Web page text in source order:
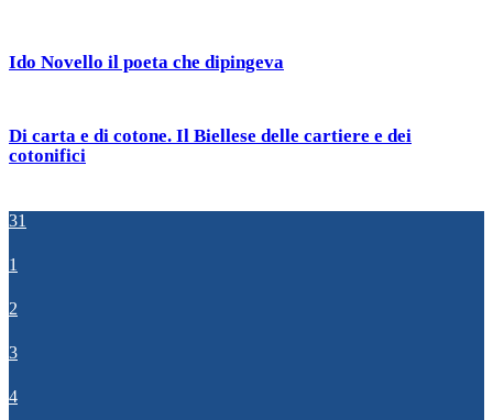
Ido Novello il poeta che dipingeva
Di carta e di cotone. Il Biellese delle cartiere e dei
cotonifici
31
1
2
3
4